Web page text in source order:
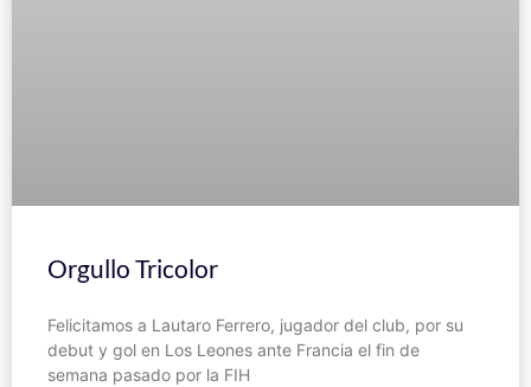
Orgullo Tricolor
Felicitamos a Lautaro Ferrero, jugador del club, por su
debut y gol en Los Leones ante Francia el fin de
semana pasado por la FIH